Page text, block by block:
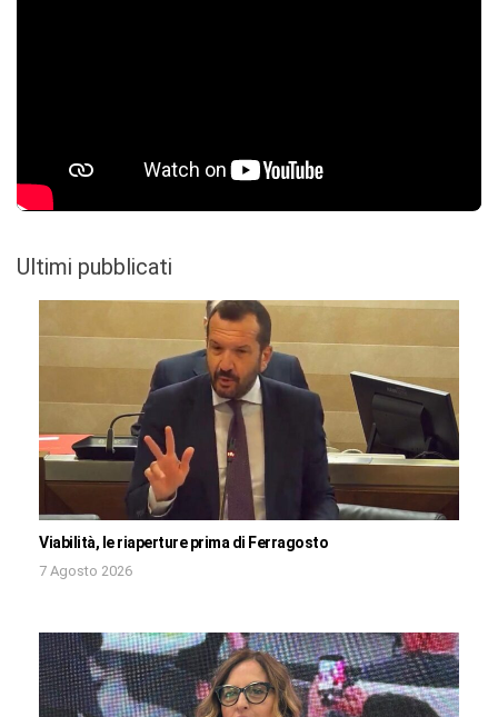
Ultimi pubblicati
Viabilità, le riaperture prima di Ferragosto
7 Agosto 2026